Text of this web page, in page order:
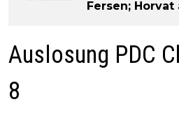
Fersen; Horvat
Auslosung PDC
8